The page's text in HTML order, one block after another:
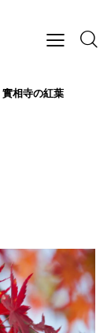
實相寺の紅葉